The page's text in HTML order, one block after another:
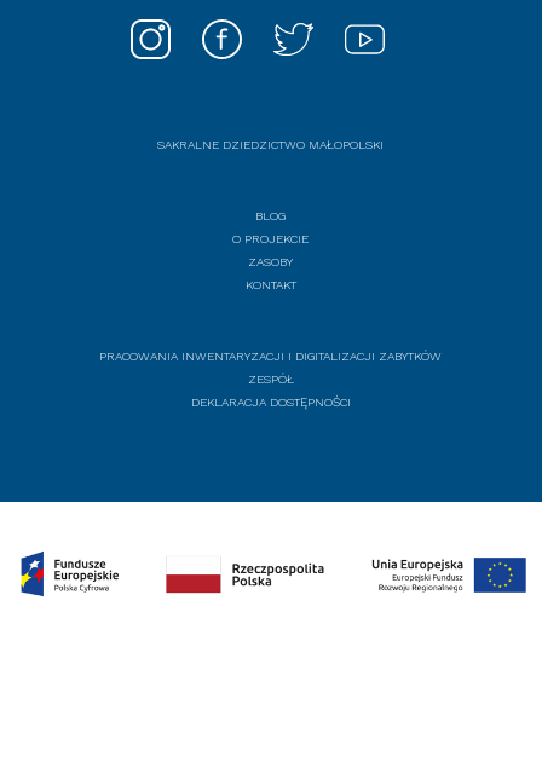
SAKRALNE DZIEDZICTWO MAŁOPOLSKI
BLOG
O PROJEKCIE
ZASOBY
KONTAKT
PRACOWANIA INWENTARYZACJI I DIGITALIZACJI ZABYTKÓW
ZESPÓŁ
DEKLARACJA DOSTĘPNOŚCI